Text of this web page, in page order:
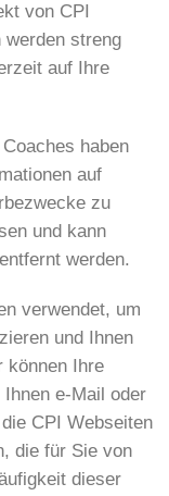
von CPI
streng
auf Ihre
haben
auf
zu
und kann
werden.
verwendet, um
und Ihnen
können Ihre
e-Mail oder
CPI Webseiten
die für Sie von
dieser